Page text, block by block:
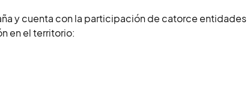
y cuenta con la participación de catorce entidades
en el territorio: